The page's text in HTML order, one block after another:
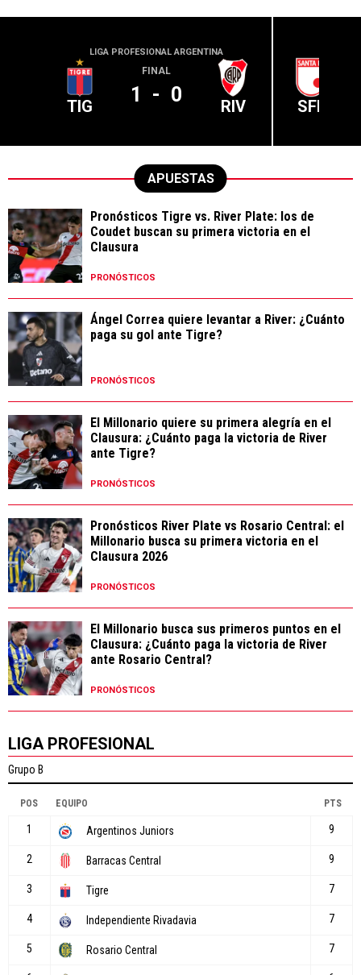
LIGA PROFESIONAL ARGENTINA
TIG
FINAL
1 - 0 RIV SFE
APUESTAS
Pronósticos Tigre vs. River Plate: los de
Coudet buscan su primera victoria en el
Clausura
PRONÓSTICOS
Ángel Correa quiere levantar a River: ¿Cuánto
paga su gol ante Tigre?
PRONÓSTICOS
El Millonario quiere su primera alegría en el
Clausura: ¿Cuánto paga la victoria de River
ante Tigre?
PRONÓSTICOS
Pronósticos River Plate vs Rosario Central: el
Millonario busca su primera victoria en el
Clausura 2026
PRONÓSTICOS
El Millonario busca sus primeros puntos en el
Clausura: ¿Cuánto paga la victoria de River
ante Rosario Central?
PRONÓSTICOS
LIGA PROFESIONAL